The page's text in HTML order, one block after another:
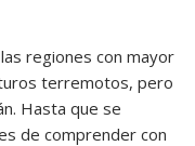
regiones con mayor
terremotos, pero
Hasta que se
de comprender con